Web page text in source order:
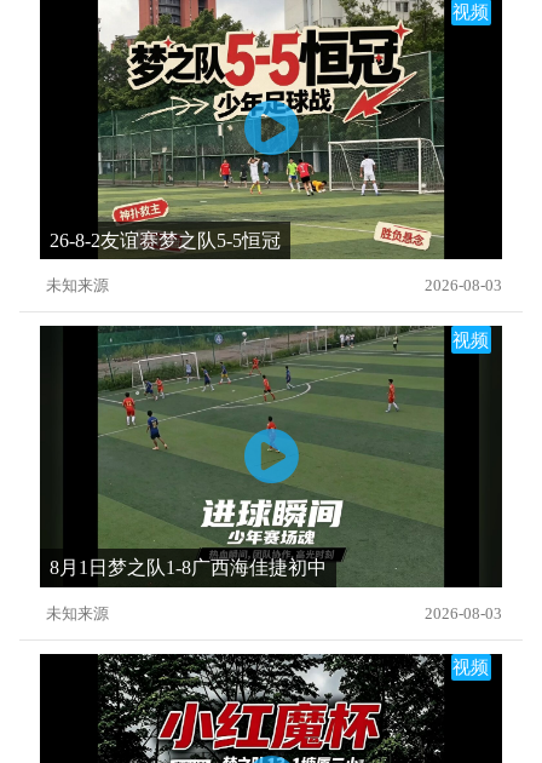
视频
26-8-2友谊赛梦之队5-5恒冠
未知来源 2026-08-03
视频
8月1日梦之队1-8广西海佳捷初中
未知来源 2026-08-03
视频